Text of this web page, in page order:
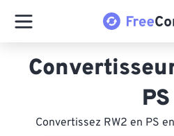
PS
Convertissez RW2 en PS